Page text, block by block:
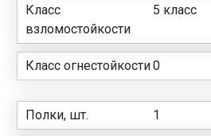
Класс
взломостойкости
5 класс
Класс огнестойкости0
Полки, шт. 1